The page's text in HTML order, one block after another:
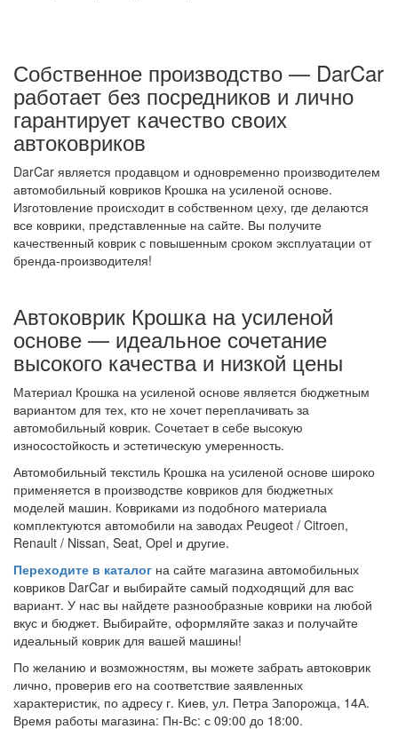
Собственное производство — DarCar
работает без посредников и лично
гарантирует качество своих
автоковриков
DarCar является продавцом и одновременно производителем
автомобильный ковриков Крошка на усиленой основе.
Изготовление происходит в собственном цеху, где делаются
все коврики, представленные на сайте. Вы получите
качественный коврик с повышенным сроком эксплуатации от
бренда-производителя!
Автоковрик Крошка на усиленой
основе — идеальное сочетание
высокого качества и низкой цены
Материал Крошка на усиленой основе является бюджетным
вариантом для тех, кто не хочет переплачивать за
автомобильный коврик. Сочетает в себе высокую
износостойкость и эстетическую умеренность.
Автомобильный текстиль Крошка на усиленой основе широко
применяется в производстве ковриков для бюджетных
моделей машин. Ковриками из подобного материала
комплектуются автомобили на заводах Peugeot / Citroen,
Renault / Nissan, Seat, Opel и другие.
Переходите в каталог на сайте магазина автомобильных
ковриков DarCar и выбирайте самый подходящий для вас
вариант. У нас вы найдете разнообразные коврики на любой
вкус и бюджет. Выбирайте, оформляйте заказ и получайте
идеальный коврик для вашей машины!
По желанию и возможностям, вы можете забрать автоковрик
лично, проверив его на соответствие заявленных
характеристик, по адресу г. Киев, ул. Петра Запорожца, 14А.
Время работы магазина: Пн-Вс: с 09:00 до 18:00.